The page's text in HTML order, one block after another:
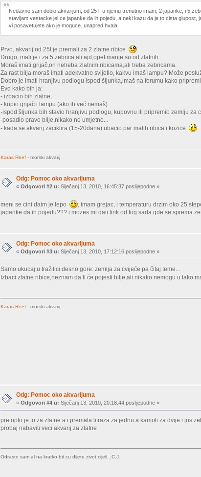
Nedavno sam dobio akvarijum, od 25 l, u njemu trenutno imam, 2 japanke, i 5
stavljam vestacke jel ce japanke da ih pojedu, a neki kazu da je to cista
vi posavetujete ako je moguce. unapred hvala
Prvo, akvarij od 25l je premali za 2 zlatne ribice
Drugo, mali je i za 5 zebrica,ali ajd,opet manje su od zlatnih.
Moraš imati grijač,on netreba zlatnim ribicama,ali treba zebricama.
Za rast bilja moraš imati adekvatno svijetlo, kakvu imaš lampu? Može
Dobro je imati hranjivu podlogu ispod šljunka,imaš na forumu kako
Evo kako bih ja:
- izbacio bih zlatne,
- kupio grijač i lampu (ako ih već nemaš)
-ispod šljunka bih stavio hranjivu podlogu, kupovnu ili pripremio zemlju za
-posadio pravo bilje,nikako ne umjetno...
- kada se akvarij zaciklira (15-20dana) ubacio par malih ribica i kozice
Karas Reef - morski akvarij
Odg: Pomoc oko akvarijuma
«Odgovori #2 u: Siječanj 13, 2010, 16:45:37 poslijepodne »
meni se cini daim je lepo
, imam grejac, i temperaturu drzim oko 25
japanke da ih pojedu??? i mozes mi dati link od tog sada gde se sprema
Odg: Pomoc oko akvarijuma
«Odgovori #3 u: Siječanj 13, 2010, 17:12:16 poslijepodne »
Samo ukucaj u tražilici desno gore: zemlja za cvijeće pa čitaj teme...
Izbaci zlatne ribice,neznam da li će pojesti bilje,ali nikako nemogu u
Karas Reef - morski akvarij
Odg: Pomoc oko akvarijuma
«Odgovori #4 u: Siječanj 13, 2010, 20:18:44 poslijepodne »
pretoplo je to za zlatne a i premala litraza za jednu a kamoli za dvije i jos
probaj nabaviti veci akvarij za zlatne
Odrasto sam al na kratko bit cu dijete zivot cijeli...C.J.